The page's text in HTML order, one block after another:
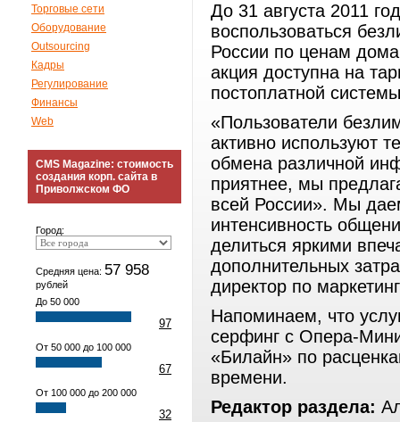
Торговые сети
Оборудование
Outsourcing
Кадры
Регулирование
Финансы
Web
CMS Magazine: стоимость
создания корп. сайта в
Приволжском ФО
Город:
Средняя цена: 57 958
рублей
До 50 000
97
От 50 000 до 100 000
67
От 100 000 до 200 000
32
До 31 августа 2011
воспользоваться
России по ценам
акция доступна на
постоплатной
«Пользователи
активно используют
обмена различной
приятнее, мы
всей России». Мы
интенсивность
делиться яркими
дополнительных
директор по
Напоминаем, что
серфинг с Опера-
«Билайн» по
времени.
Редактор раздела: